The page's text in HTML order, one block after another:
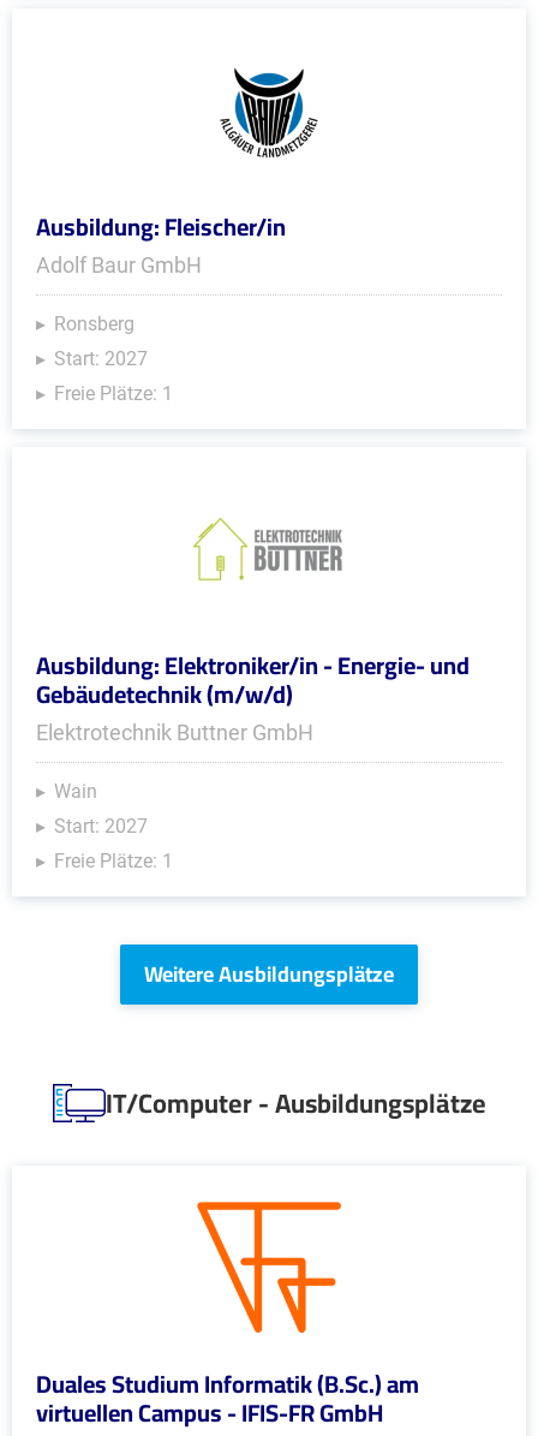
Ausbildung: Fleischer/in
Adolf Baur GmbH
Ronsberg
Start: 2027
Freie Plätze: 1
Ausbildung: Elektroniker/in - Energie- und
Gebäudetechnik (m/w/d)
Elektrotechnik Buttner GmbH
Wain
Start: 2027
Freie Plätze: 1
Weitere Ausbildungsplätze
IT/Computer - Ausbildungsplätze
Duales Studium Informatik (B.Sc.) am
virtuellen Campus - IFIS-FR GmbH